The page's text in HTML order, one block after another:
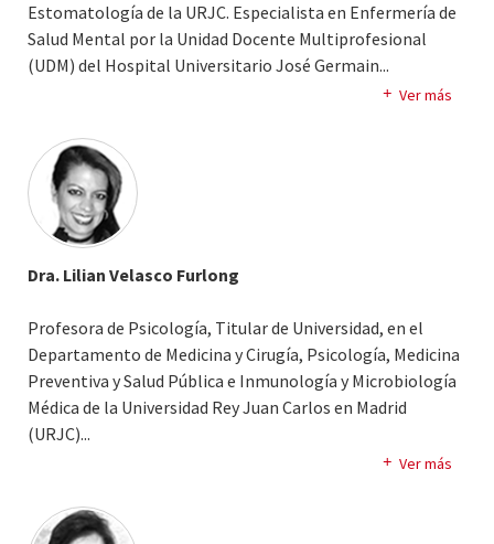
Estomatología de la URJC. Especialista en Enfermería de
Salud Mental por la Unidad Docente Multiprofesional
(UDM) del Hospital Universitario José Germain...
Experto Universitario en Cuidados en Salud del Niño y
Género y Salud por la Universidad Rey Juan Carlos.
Graduado en Enfermería por la Universidad Complutense
de Madrid.
Participa activamente en Congresos y Jornadas
científicas, tanto nacionales como internacionales,
siendo autor de distintos artículos en revistas y capítulos
enfermero especialista en salud mental en el Hospital
Universitario José Germain, siendo asimismo tutor EIR en
la UDM de este hospital.
Ver más
Dra. Lilian Velasco Furlong
Profesora de Psicología, Titular de Universidad, en el
Departamento de Medicina y Cirugía, Psicología, Medicina
Preventiva y Salud Pública e Inmunología y Microbiología
Médica de la Universidad Rey Juan Carlos en Madrid
(URJC)...
Licenciada en Psicología por la Universidad Anáhuac
(Suficiencia Investigadora) en el programa de Doctorado
Ver más